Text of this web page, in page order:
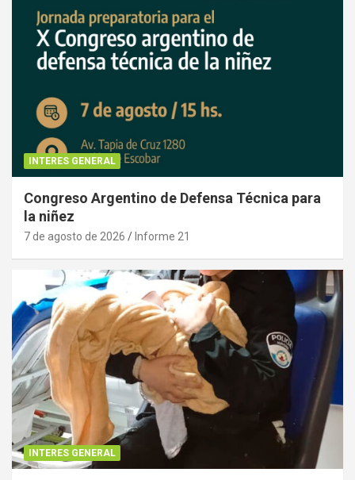
INTERES GENERAL
Congreso Argentino de Defensa Técnica para
la niñez
7 de agosto de 2026 Informe 21
INTERES GENERAL